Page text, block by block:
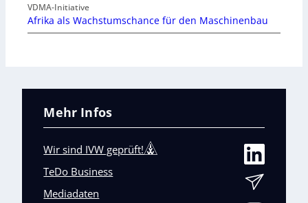
VDMA-Initiative
Afrika als Wachstumschance für den Maschinenbau
Mehr Infos
Wir sind IVW geprüft!
TeDo Business
Mediadaten